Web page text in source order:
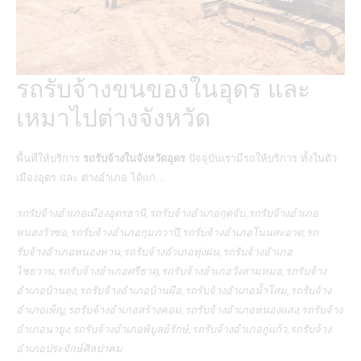
รถรับจ้างขนของในอุดร และ
เหมาไปต่างจังหวัด
พื้นที่ให้บริการ รถรับจ้างในจังหวัดอุดร ปัจจุบันเรามีรถให้บริการ ทั้งในตัว
เมืองอุดร และ ต่างอำเภอ ได้แก่…
รถรับจ้างอำเภอเมืองอุดรธานี,รถรับจ้างอำเภอกุดจับ,รถรับจ้างอำเภอ
หนองวัวซอ,รถรับจ้างอำเภอกุมภวาปี,รถรับจ้างอำเภอโนนสะอาด,รถ
รับจ้างอำเภอหนองหาน,รถรับจ้างอำเภอทุ่งฝน,รถรับจ้างอำเภอ
ไชยวาน,รถรับจ้างอำเภอศรีธาตุ,รถรับจ้างอำเภอวังสามหมอ,รถรับจ้าง
อำเภอบ้านดุง,รถรับจ้างอำเภอบ้านผือ,รถรับจ้างอำเภอน้ำโสม,รถรับจ้าง
อำเภอเพ็ญ,รถรับจ้างอำเภอสร้างคอม,รถรับจ้างอำเภอหนองแสง,รถรับจ้าง
อำเภอนายูง,รถรับจ้างอำเภอพิบูลย์รักษ์,รถรับจ้างอำเภอกู่แก้ว,รถรับจ้าง
อำเภอประจักษ์ศิลปาคม